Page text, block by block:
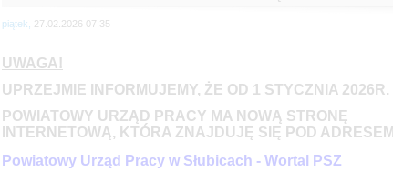
piątek, 27.02.2026 07:35
UWAGA!
UPRZEJMIE INFORMUJEMY, ŻE OD 1 STYCZNIA 2026R.
POWIATOWY URZĄD PRACY MA NOWĄ STRONĘ
INTERNETOWĄ, KTÓRA ZNAJDUJĘ SIĘ POD ADRESEM
Powiatowy Urząd Pracy w Słubicach - Wortal PSZ